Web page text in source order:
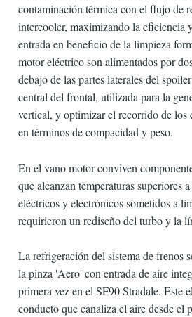
contaminación térmica con el flujo de
intercooler, maximizando la eficiencia
entrada en beneficio de la limpieza
motor eléctrico son alimentados por
debajo de las partes laterales del
central del frontal, utilizada para la
vertical, y optimizar el recorrido de los
en términos de compacidad y peso.
En el vano motor conviven
que alcanzan temperaturas superiores
eléctricos y electrónicos sometidos a
requirieron un rediseño del turbo y la
La refrigeración del sistema de frenos
la pinza 'Aero' con entrada de aire
primera vez en el SF90 Stradale. Este
conducto que canaliza el aire desde el